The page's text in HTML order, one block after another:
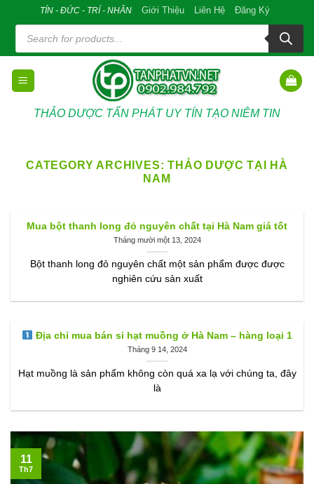
content
TÍN - ĐỨC - TRÍ - NHÂN Giới Thiệu Liên Hệ Đăng Ký
Tìm
kiếm
sản
phẩm
THẢO DƯỢC TẤN PHÁT UY TÍN TẠO NIÊM TIN
CATEGORY ARCHIVES:THẢO DƯỢC TẠI HÀ
NAM
Mua bột thanh long đỏ nguyên chất tại Hà Nam giá tốt
Tháng mười một 13, 2024
Bột thanh long đỏ nguyên chất một sản phẩm được được
nghiên cứu sản xuất
Địa chỉ mua bán sỉ hạt muồng ở Hà Nam – hàng loại 1
Tháng 9 14, 2024
Hạt muồng là sản phẩm không còn quá xa lạ với chúng ta, đây
là
11
Th7